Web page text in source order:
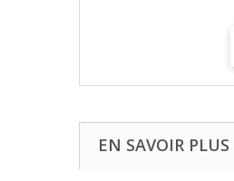
EN SAVOIR PLUS